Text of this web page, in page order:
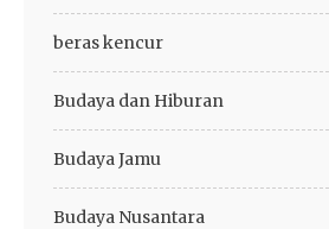
beras kencur
Budaya dan Hiburan
Budaya Jamu
Budaya Nusantara